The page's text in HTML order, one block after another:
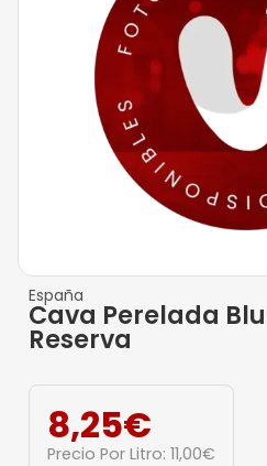
España
Cava Perelada
Reserva
8,25€
Precio Por Litro: 11,00€